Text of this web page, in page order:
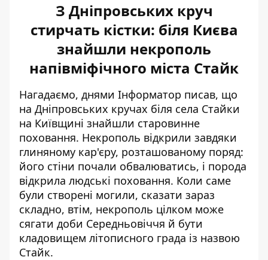
З Дніпровських круч
стирчать кістки: біля Києва
знайшли некрополь
напівміфічного міста Стайк
Нагадаємо, днями Інформатор писав, що
на Дніпровських кручах біля села Стайки
на Київщині знайшли старовинне
поховання. Некрополь відкрили завдяки
глиняному кар'єру, розташованому поряд:
його стіни почали обвалюватись, і порода
відкрила людські поховання. Коли саме
були створені могили, сказати зараз
складно, втім, некрополь цілком може
сягати доби Середньовіччя й бути
кладовищем літописного града із назвою
Стайк.